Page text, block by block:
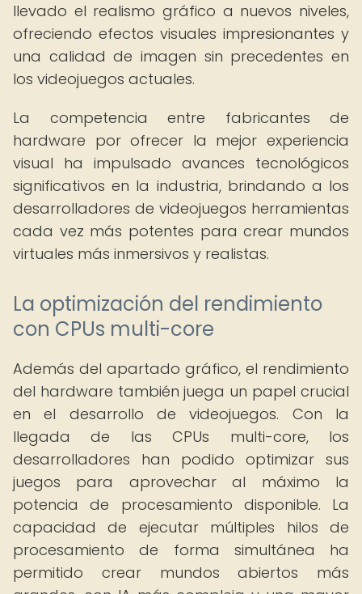
llevado el realismo gráfico a nuevos niveles,
ofreciendo efectos visuales impresionantes y
una calidad de imagen sin precedentes en
los videojuegos actuales.
La competencia entre fabricantes de
hardware por ofrecer la mejor experiencia
visual ha impulsado avances tecnológicos
significativos en la industria, brindando a los
desarrolladores de videojuegos herramientas
cada vez más potentes para crear mundos
virtuales más inmersivos y realistas.
La optimización del rendimiento
con CPUs multi-core
Además del apartado gráfico, el rendimiento
del hardware también juega un papel crucial
en el desarrollo de videojuegos. Con la
llegada de las CPUs multi-core, los
desarrolladores han podido optimizar sus
juegos para aprovechar al máximo la
potencia de procesamiento disponible. La
capacidad de ejecutar múltiples hilos de
procesamiento de forma simultánea ha
permitido crear mundos abiertos más